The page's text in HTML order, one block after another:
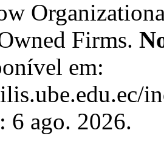
Firms.
em:
6 ago. 2026.